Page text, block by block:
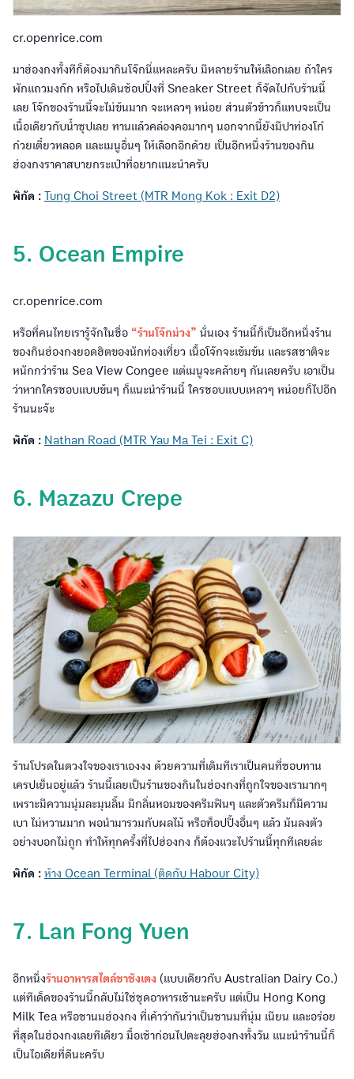
cr.openrice.com
มาฮ่องกงทั้งทีก็ต้องมากินโจ๊กนี่แหละครับ มีหลายร้านให้เลือกเลย ถ้าใคร
พักแถวมงก๊ก หรือไปเดินช้อปปิ้งที่ Sneaker Street ก็จัดไปกับร้านนี้
เลย โจ๊กของร้านนี้จะไม่ข้นมาก จะเหลวๆ หน่อย ส่วนตัวข้าวก็แทบจะเป็น
เนื้อเดียวกับน้ำซุปเลย ทานแล้วคล่องคอมากๆ นอกจากนี้ยังมีปาท่องโก๋
ก๋วยเตี๋ยวหลอด และเมนูอื่นๆ ให้เลือกอีกด้วย เป็นอีกหนึ่งร้านของกิน
ฮ่องกงราคาสบายกระเป๋าที่อยากแนะนำครับ
พิกัด : Tung Choi Street (MTR Mong Kok : Exit D2)
5. Ocean Empire
cr.openrice.com
หรือที่คนไทยเรารู้จักในชื่อ “ร้านโจ๊กม่วง” นั่นเอง ร้านนี้ก็เป็นอีกหนึ่งร้าน
ของกินฮ่องกงยอดฮิตของนักท่องเที่ยว เนื้อโจ๊กจะเข้มข้น และรสชาติจะ
หนักกว่าร้าน Sea View Congee แต่เมนูจะคล้ายๆ กันเลยครับ เอาเป็น
ว่าหากใครชอบแบบข้นๆ ก็แนะนำร้านนี้ ใครชอบแบบเหลวๆ หน่อยก็ไปอีก
ร้านนะจ๊ะ
พิกัด : Nathan Road (MTR Yau Ma Tei : Exit C)
6. Mazazu Crepe
ร้านโปรดในดวงใจของเราเองงง ด้วยความที่เดิมทีเราเป็นคนที่ชอบทาน
เครปเย็นอยู่แล้ว ร้านนี้เลยเป็นร้านของกินในฮ่องกงที่ถูกใจของเรามากๆ
เพราะมีความนุ่มละมุนลิ้น มีกลิ่นหอมของครีมฟินๆ และตัวครีมก็มีความ
เบา ไม่หวานมาก พอนำมารวมกับผลไม้ หรือท็อปปิ้งอื่นๆ แล้ว มันลงตัว
อย่างบอกไม่ถูก ทำให้ทุกครั้งที่ไปฮ่องกง ก็ต้องแวะไปร้านนี้ทุกทีเลยล่ะ
พิกัด : ห้าง Ocean Terminal (ติดกับ Habour City)
7. Lan Fong Yuen
อีกหนึ่งร้านอาหารสไตล์ชาชังเตง (แบบเดียวกับ Australian Dairy Co.)
แต่ทีเด็ดของร้านนี้กลับไม่ใช่ชุดอาหารเช้านะครับ แต่เป็น Hong Kong
Milk Tea หรือชานมฮ่องกง ที่เค้าว่ากันว่าเป็นชานมที่นุ่ม เนียน และอร่อย
ที่สุดในฮ่องกงเลยทีเดียว มื้อเช้าก่อนไปตะลุยฮ่องกงทั้งวัน แนะนำร้านนี้ก็
เป็นไอเดียที่ดีนะครับ